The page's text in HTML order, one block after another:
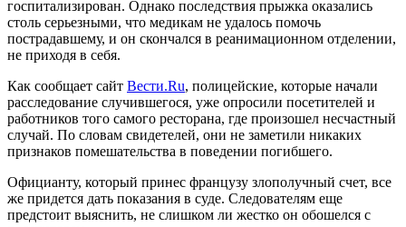
госпитализирован. Однако последствия прыжка оказались
столь серьезными, что медикам не удалось помочь
пострадавшему, и он скончался в реанимационном отделении,
не приходя в себя.
Как сообщает сайт Вести.Ru, полицейские, которые начали
расследование случившегося, уже опросили посетителей и
работников того самого ресторана, где произошел несчастный
случай. По словам свидетелей, они не заметили никаких
признаков помешательства в поведении погибшего.
Официанту, который принес французу злополучный счет, все
же придется дать показания в суде. Следователям еще
предстоит выяснить, не слишком ли жестко он обошелся с